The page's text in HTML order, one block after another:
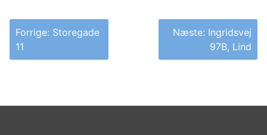
Indlægsnavigation
Forrige: Storegade
11
Næste: Ingridsvej
97B, Lind